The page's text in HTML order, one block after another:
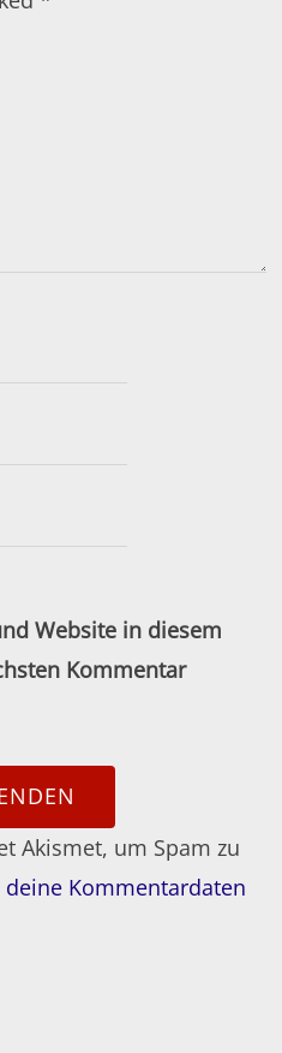
Website in diesem
Kommentar
Akismet, um Spam zu
deine Kommentardaten